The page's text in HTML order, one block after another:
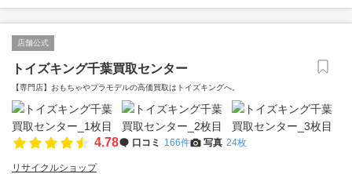
店舗公式
トイズキング千葉買取センター
【専門店】おもちゃやプラモデルの高価買取はトイズキングへ。‎
4.78 口コミ 166件 写真 24枚
リサイクルショップ